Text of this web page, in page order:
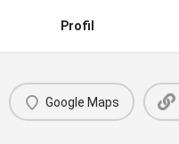
Profil
Google Maps